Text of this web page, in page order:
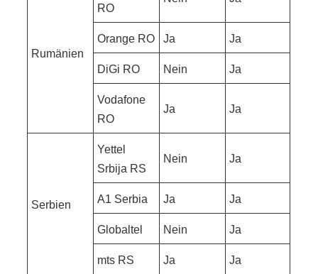
Rumänien
RO
Orange RO Ja Ja
DiGi RO Nein Ja
Vodafone
RO
Ja Ja
Serbien
Yettel
Srbija RS
Nein Ja
A1 Serbia Ja Ja
Globaltel Nein Ja
mts RS Ja Ja